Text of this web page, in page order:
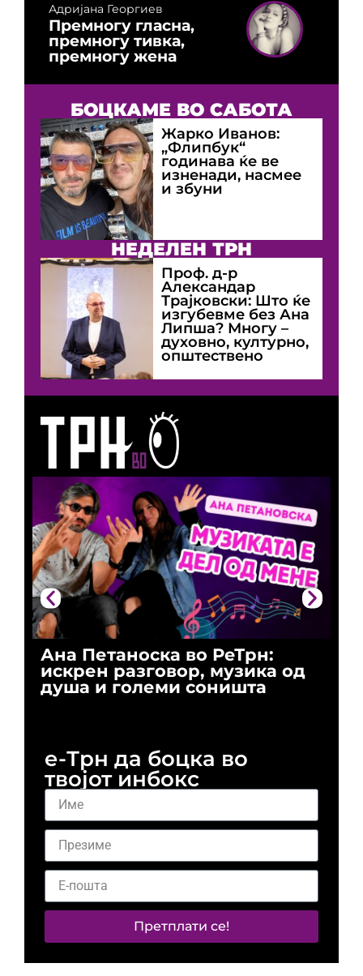
Ана Петаноска во РеТрн:
искрен разговор, музика од
душа и големи соништа
Адријана Георгиев
Премногу гласна,
премногу тивка,
премногу жена
БОЦКАМЕ ВО САБОТА
Жарко Иванов:
„Флипбук“
годинава ќе ве
изненади, насмее
и збуни
НЕДЕЛЕН ТРН
Проф. д-р
Александар
Трајковски: Што ќе
изгубевме без Ана
Липша? Многу –
духовно, културно,
општествено
е-Трн да боцка во
твојот инбокс
Претплати се!